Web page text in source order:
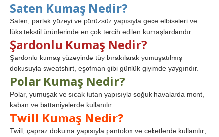
Saten Kumaş Nedir?
Saten, parlak yüzeyi ve pürüzsüz yapısıyla gece elbiseleri ve
lüks tekstil ürünlerinde en çok tercih edilen kumaşlardandır.
Şardonlu Kumaş Nedir?
Şardonlu kumaş yüzeyinde tüy bırakılarak yumuşatılmış
dokusuyla sweatshirt, eşofman gibi günlük giyimde yaygındır.
Polar Kumaş Nedir?
Polar, yumuşak ve sıcak tutan yapısıyla soğuk havalarda mont,
kaban ve battaniyelerde kullanılır.
Twill Kumaş Nedir?
Twill, çapraz dokuma yapısıyla pantolon ve ceketlerde kullanılır;